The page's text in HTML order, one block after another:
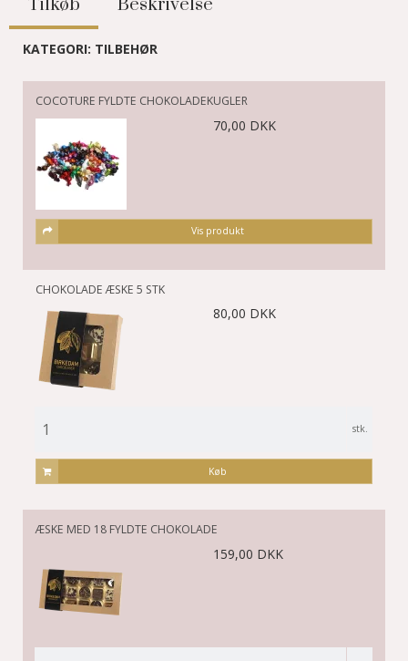
Tilkøb Beskrivelse
KATEGORI: TILBEHØR
COCOTURE FYLDTE CHOKOLADEKUGLER
70,00 DKK
Vis produkt
CHOKOLADE ÆSKE 5 STK
80,00 DKK
stk.
Køb
ÆSKE MED 18 FYLDTE CHOKOLADE
159,00 DKK